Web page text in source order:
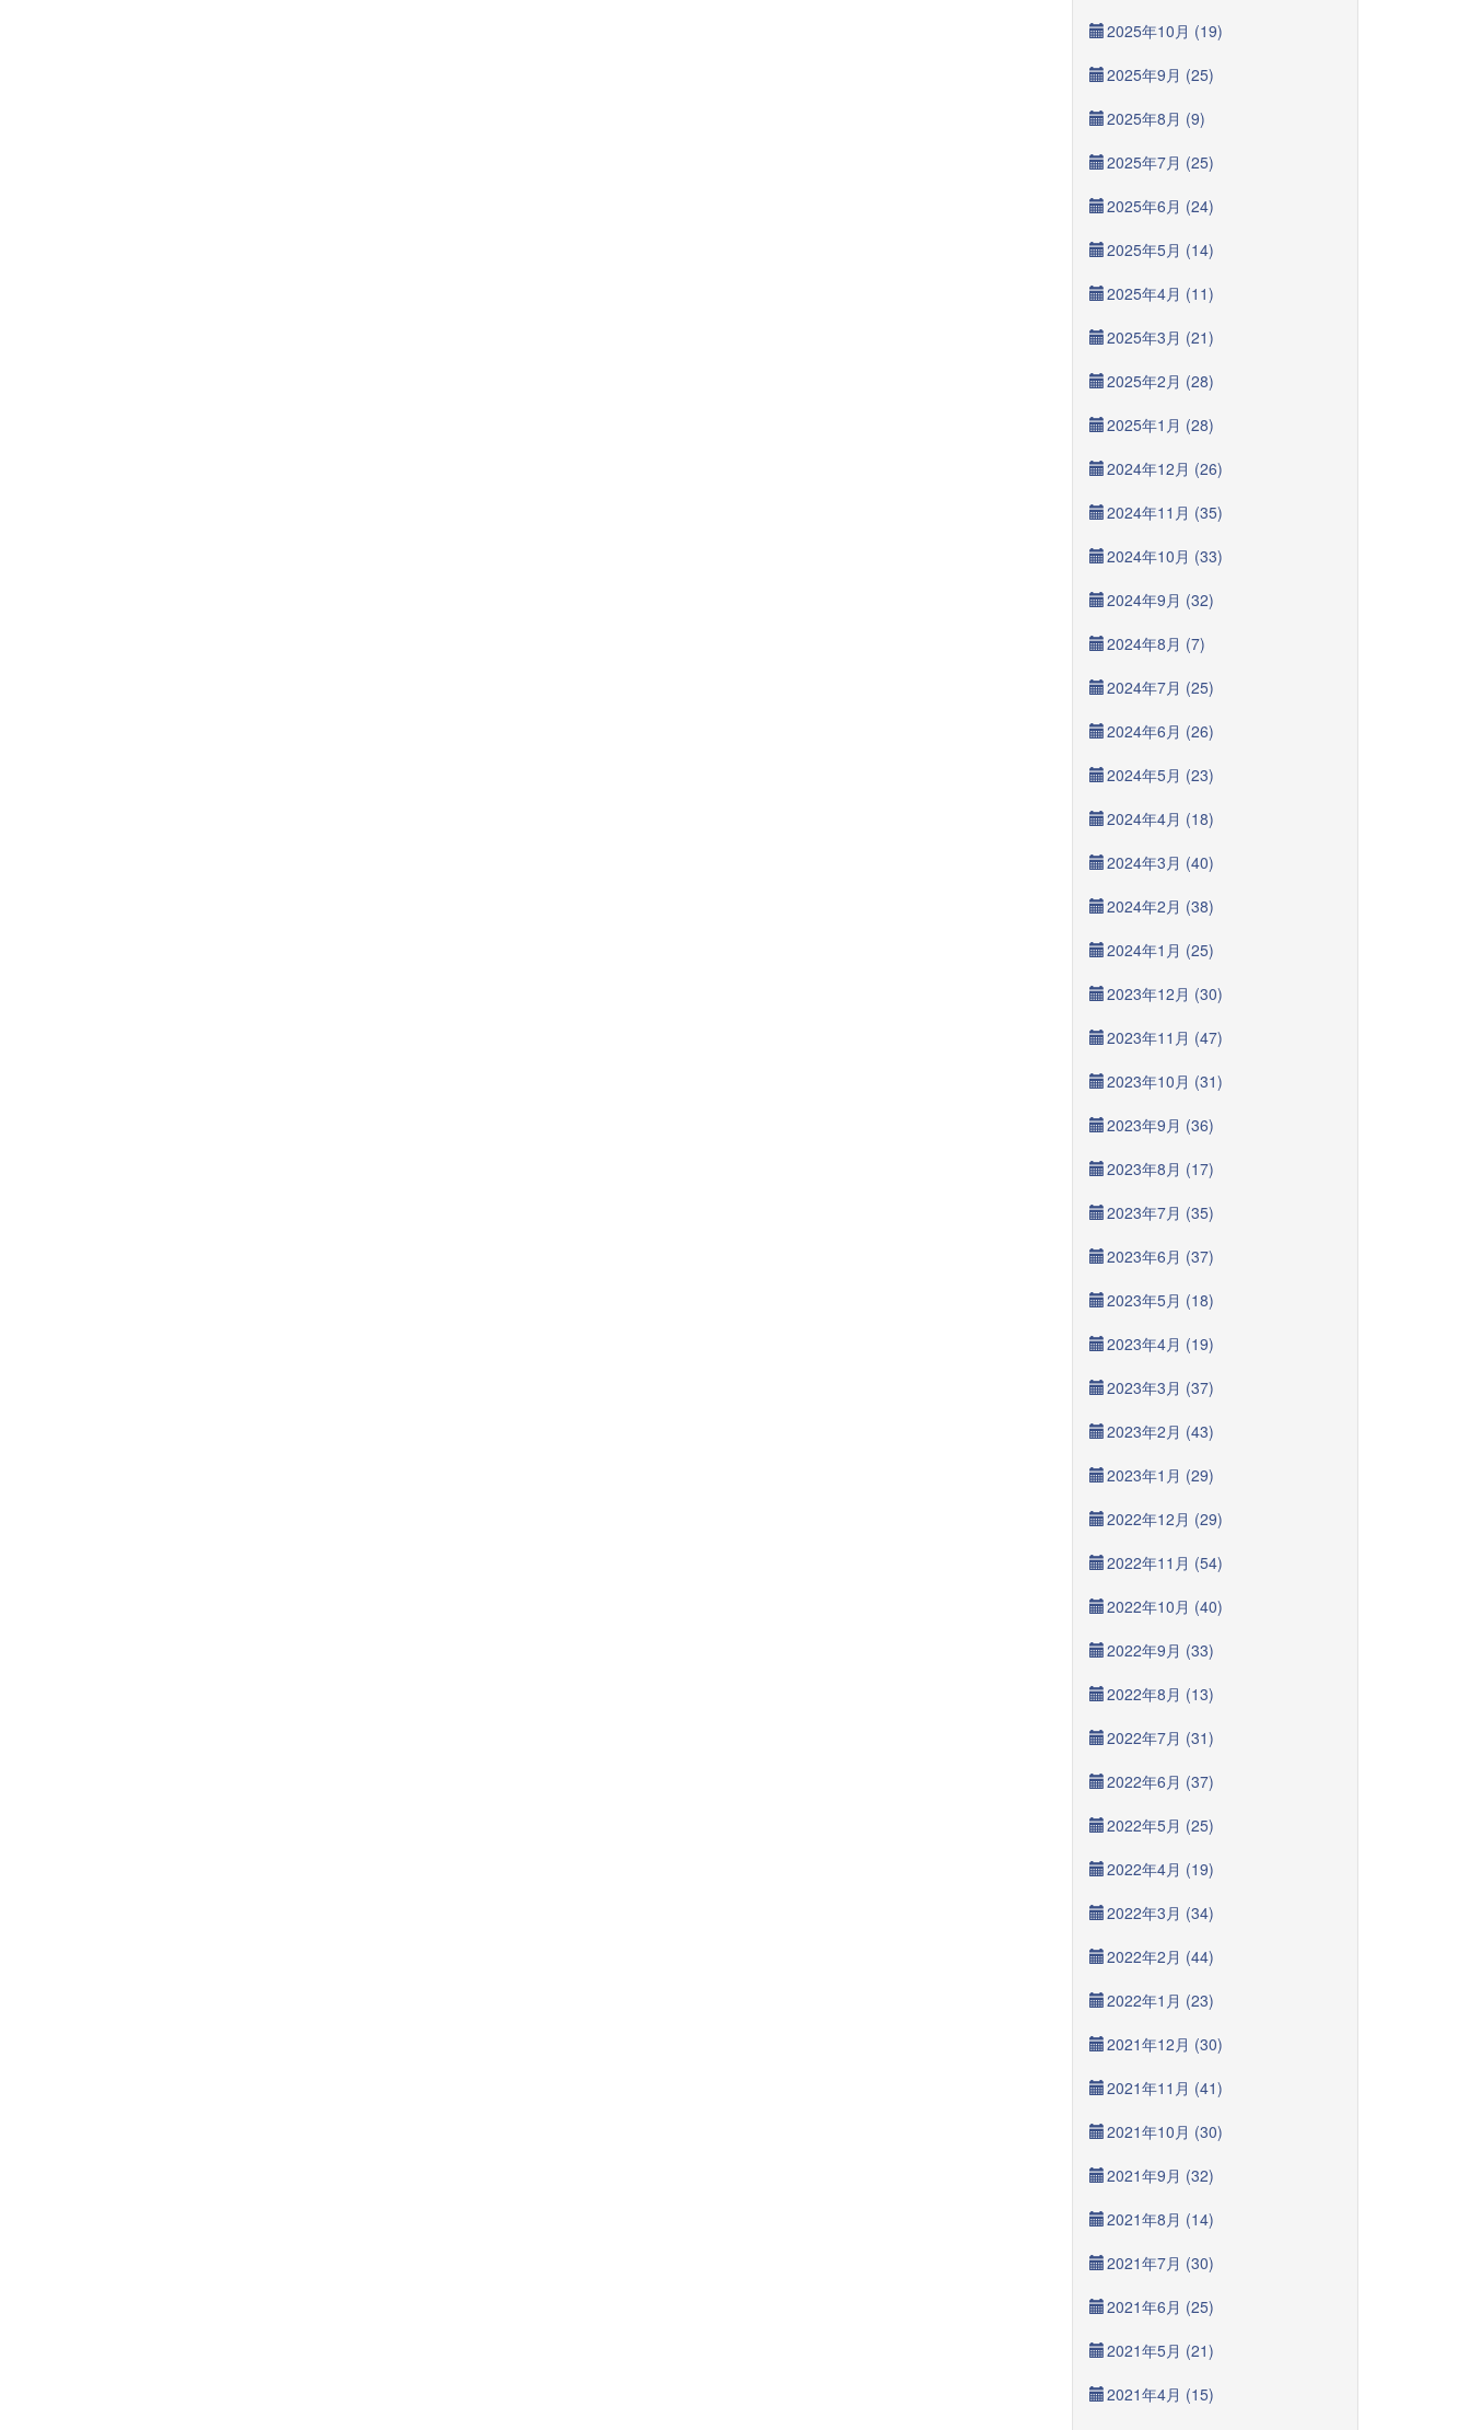
2025年10月 (19)
2025年9月 (25)
2025年8月 (9)
2025年7月 (25)
2025年6月 (24)
2025年5月 (14)
2025年4月 (11)
2025年3月 (21)
2025年2月 (28)
2025年1月 (28)
2024年12月 (26)
2024年11月 (35)
2024年10月 (33)
2024年9月 (32)
2024年8月 (7)
2024年7月 (25)
2024年6月 (26)
2024年5月 (23)
2024年4月 (18)
2024年3月 (40)
2024年2月 (38)
2024年1月 (25)
2023年12月 (30)
2023年11月 (47)
2023年10月 (31)
2023年9月 (36)
2023年8月 (17)
2023年7月 (35)
2023年6月 (37)
2023年5月 (18)
2023年4月 (19)
2023年3月 (37)
2023年2月 (43)
2023年1月 (29)
2022年12月 (29)
2022年11月 (54)
2022年10月 (40)
2022年9月 (33)
2022年8月 (13)
2022年7月 (31)
2022年6月 (37)
2022年5月 (25)
2022年4月 (19)
2022年3月 (34)
2022年2月 (44)
2022年1月 (23)
2021年12月 (30)
2021年11月 (41)
2021年10月 (30)
2021年9月 (32)
2021年8月 (14)
2021年7月 (30)
2021年6月 (25)
2021年5月 (21)
2021年4月 (15)